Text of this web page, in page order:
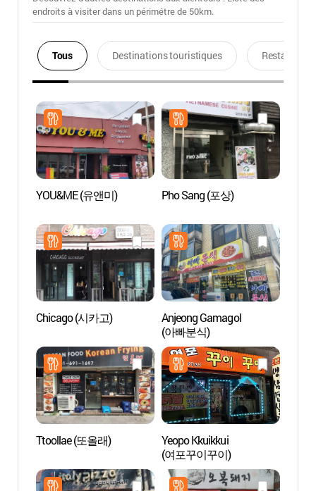
endroits à visiter dans un périmétre de 50km.
Tous Destinations touristiques Restaurants
YOU&ME (유앤미) Pho Sang (포상)
Chicago (시카고)
Anjeong Gamagol
(아빠분식)
Ttoollae (또올래)
Yeopo Kkuikkui
(여포꾸이꾸이)